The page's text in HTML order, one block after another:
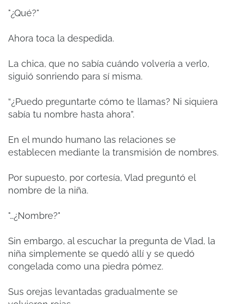
"¿Qué?"
Ahora toca la despedida.
La chica, que no sabía cuándo volvería a verlo,
siguió sonriendo para sí misma.
“¿Puedo preguntarte cómo te llamas? Ni siquiera
sabía tu nombre hasta ahora”.
En el mundo humano las relaciones se
establecen mediante la transmisión de nombres.
Por supuesto, por cortesía, Vlad preguntó el
nombre de la niña.
"…¿Nombre?"
Sin embargo, al escuchar la pregunta de Vlad, la
niña simplemente se quedó allí y se quedó
congelada como una piedra pómez.
Sus orejas levantadas gradualmente se